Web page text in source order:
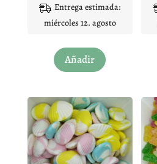
de 5
Entrega estimada:
miércoles 12. agosto
Añadir
producto
variantes.
Las
opciones
se